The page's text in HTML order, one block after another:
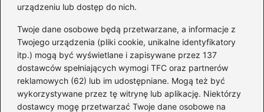
urządzeniu lub dostęp do nich.
Twoje dane osobowe będą przetwarzane, a informacje z
Twojego urządzenia (pliki cookie, unikalne identyfikatory
itp.) mogą być wyświetlane i zapisywane przez 137
dostawców spełniających wymogi TFC oraz partnerów
reklamowych (62) lub im udostępniane. Mogą też być
wykorzystywane przez tę witrynę lub aplikację. Niektórzy
dostawcy mogę przetwarzać Twoje dane osobowe na
Zapamiętaj moje dane w tej przeglądarce
podczas pisania kolejnych komentarzy.
Poczytaj więcej